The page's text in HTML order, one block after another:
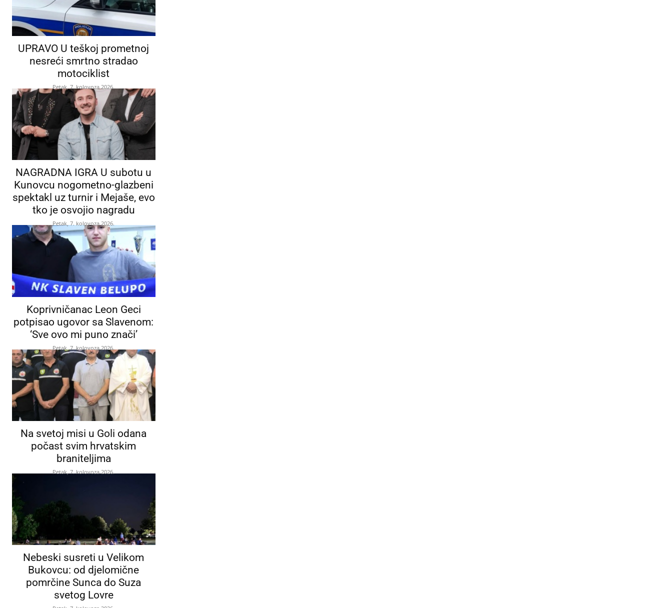
UPRAVO U teškoj prometnoj
nesreći smrtno stradao
motociklist
Petak, 7. kolovoza 2026.
NAGRADNA IGRA U subotu u
Kunovcu nogometno-glazbeni
spektakl uz turnir i Mejaše, evo
tko je osvojio nagradu
Petak, 7. kolovoza 2026.
Koprivničanac Leon Geci
potpisao ugovor sa Slavenom:
‘Sve ovo mi puno znači’
Petak, 7. kolovoza 2026.
Na svetoj misi u Goli odana
počast svim hrvatskim
braniteljima
Petak, 7. kolovoza 2026.
Nebeski susreti u Velikom
Bukovcu: od djelomične
pomrčine Sunca do Suza
svetog Lovre